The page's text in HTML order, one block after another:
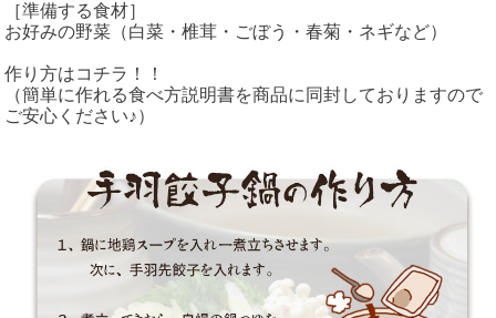
［準備する食材］
お好みの野菜（白菜・椎茸・ごぼう・春菊・ネギなど）
作り方はコチラ！！
（簡単に作れる食べ方説明書を商品に同封しておりますので
ご安心ください♪）